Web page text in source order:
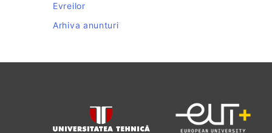
Evreilor
Arhiva anunturi